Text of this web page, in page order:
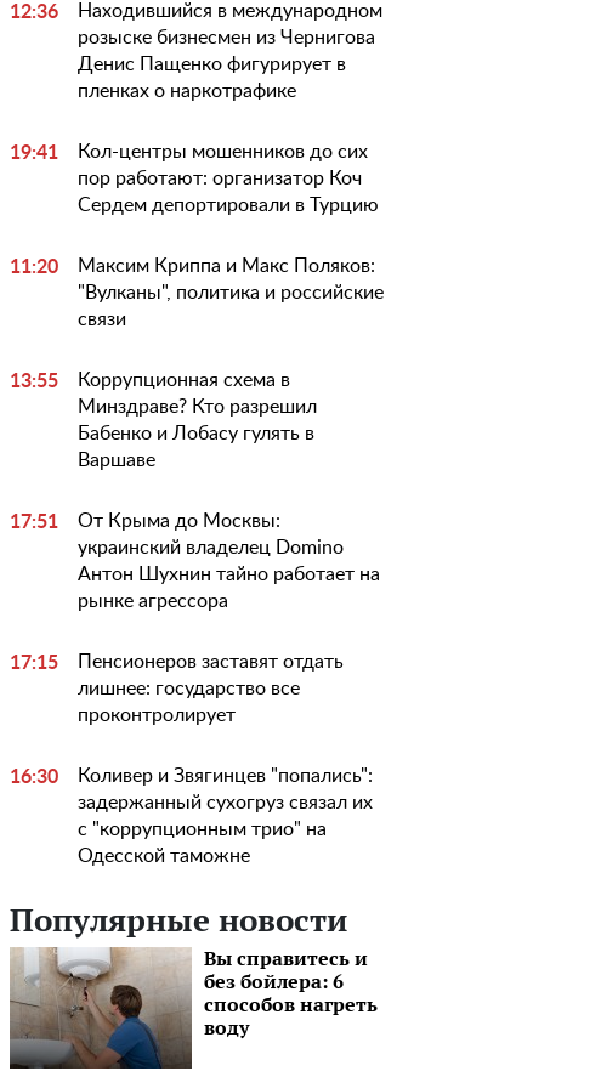
12:36
Находившийся в международном
розыске бизнесмен из Чернигова
Денис Пащенко фигурирует в
пленках о наркотрафике
19:41
Кол-центры мошенников до сих
пор работают: организатор Коч
Сердем депортировали в Турцию
11:20
Максим Криппа и Макс Поляков:
"Вулканы", политика и российские
связи
13:55
Коррупционная схема в
Минздраве? Кто разрешил
Бабенко и Лобасу гулять в
Варшаве
17:51
От Крыма до Москвы:
украинский владелец Domino
Антон Шухнин тайно работает на
рынке агрессора
17:15
Пенсионеров заставят отдать
лишнее: государство все
проконтролирует
16:30
Коливер и Звягинцев "попались":
задержанный сухогруз связал их
с "коррупционным трио" на
Одесской таможне
Популярные новости
Вы справитесь и
без бойлера: 6
способов нагреть
воду